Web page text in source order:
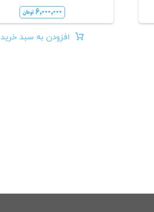
۶,۰۰۰,۰۰۰ تومان
افزودن به سبد خرید